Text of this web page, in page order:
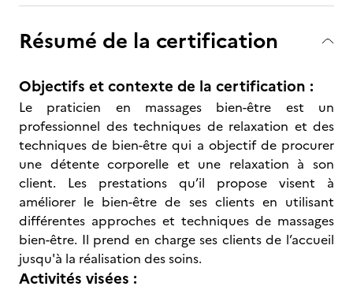
Résumé de la certification
Objectifs et contexte de la certification :
Le praticien en massages bien-être est un
professionnel des techniques de relaxation et des
techniques de bien-être qui a objectif de procurer
une détente corporelle et une relaxation à son
client. Les prestations qu’il propose visent à
améliorer le bien-être de ses clients en utilisant
différentes approches et techniques de massages
bien-être. Il prend en charge ses clients de l’accueil
jusqu'à la réalisation des soins.
Activités visées :